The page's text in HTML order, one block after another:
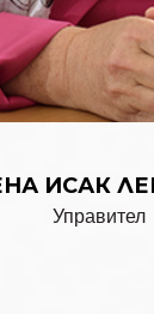
ИСАК
Управител